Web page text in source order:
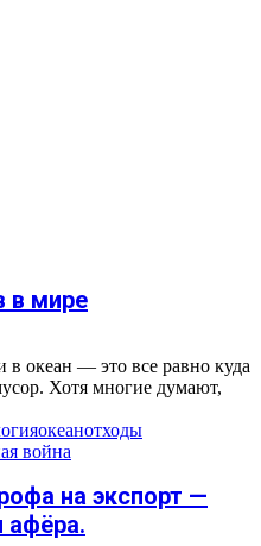
в мире
океан — это все равно куда
Хотя многие думают,
океанотходы
война
на экспорт —
афёра.